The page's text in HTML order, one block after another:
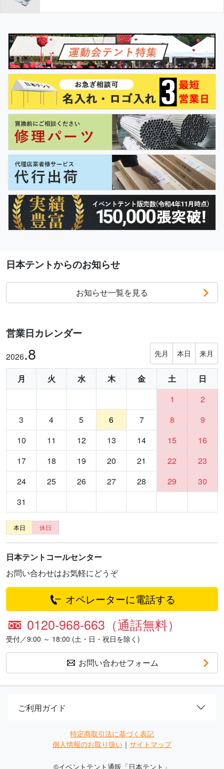
日本テントからのお知らせ
お知らせ一覧を見る
営業日カレンダー
2026.8 先月 本日 来月
月 火 水 木 金 土
日
1
2
3
4 5 6 7 8
9
10
11 12 13 14 15
16
17
18 19 20 21 22
23
24
25 26 27 28 29
30
31
本日 休日
日本テントコールセンター
お問い合わせはお気軽にどうぞ
オペレーターに電話する
0120-968-663（通話無料）
受付／9:00 ～ 18:00 (土・日・祝日を除く)
お問い合わせフォーム
ご利用ガイド
特定商取引法に基づく表記
個人情報のお取り扱い ｜ サイトマップ
©イベントテント通販「日本テント」